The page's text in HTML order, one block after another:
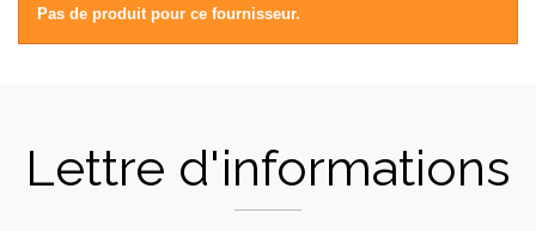
Pas de produit pour ce fournisseur.
Lettre d'informations